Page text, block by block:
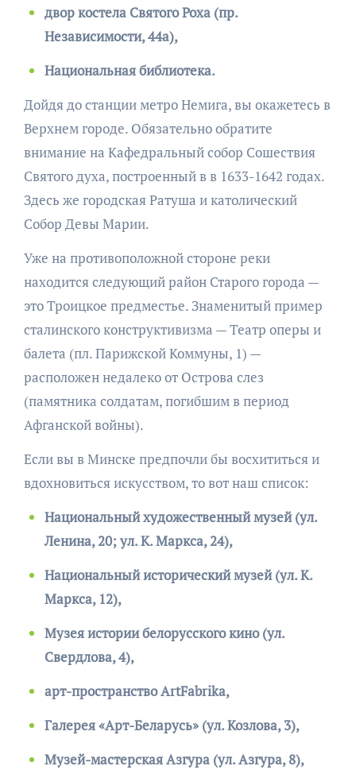
двор костела Святого Роха (пр.
Независимости, 44а),
Национальная библиотека.
Дойдя до станции метро Немига, вы окажетесь в
Верхнем городе. Обязательно обратите
внимание на Кафедральный собор Сошествия
Святого духа, построенный в в 1633-1642 годах.
Здесь же городская Ратуша и католический
Собор Девы Марии.
Уже на противоположной стороне реки
находится следующий район Старого города —
это Троицкое предместье. Знаменитый пример
сталинского конструктивизма — Театр оперы и
балета (пл. Парижской Коммуны, 1) —
расположен недалеко от Острова слез
(памятника солдатам, погибшим в период
Афганской войны).
Если вы в Минске предпочли бы восхититься и
вдохновиться искусством, то вот наш список:
Национальный художественный музей (ул.
Ленина, 20; ул. К. Маркса, 24),
Национальный исторический музей (ул. К.
Маркса, 12),
Музея истории белорусского кино (ул.
Свердлова, 4),
арт-пространство ArtFabrika,
Галерея «Арт-Беларусь» (ул. Козлова, 3),
Музей-мастерская Азгура (ул. Азгура, 8),